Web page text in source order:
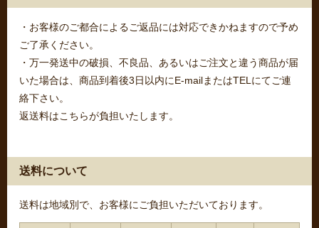
・お客様のご都合によるご返品には対応できかねますので予め
ご了承ください。
・万一発送中の破損、不良品、あるいはご注文と違う商品が届
いた場合は、商品到着後3日以内にE-mailまたはTELにてご連
絡下さい。
返送料はこちらが負担いたします。
送料について
送料は地域別で、お客様にご負担いただいております。